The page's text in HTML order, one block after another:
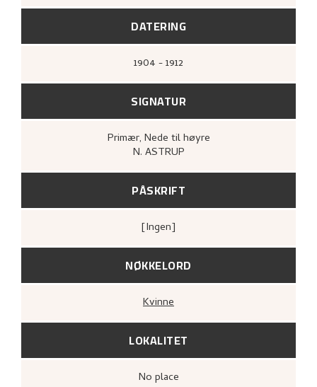
DATERING
1904 - 1912
SIGNATUR
Primær, Nede til høyre
N. ASTRUP
PÅSKRIFT
[ingen]
NØKKELORD
Kvinne
LOKALITET
no place